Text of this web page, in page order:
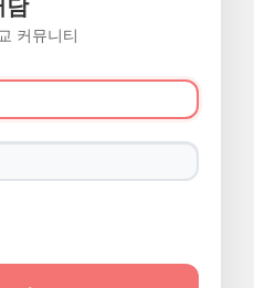
담
커뮤니티